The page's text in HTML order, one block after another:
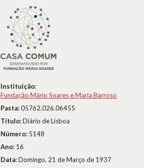
Instituição:
Fundação Mário Soares e Maria Barroso
Pasta:05762.026.06455
Título:Diário de Lisboa
Número: 5148
Ano: 16
Data:Domingo, 21 de Março de 1937